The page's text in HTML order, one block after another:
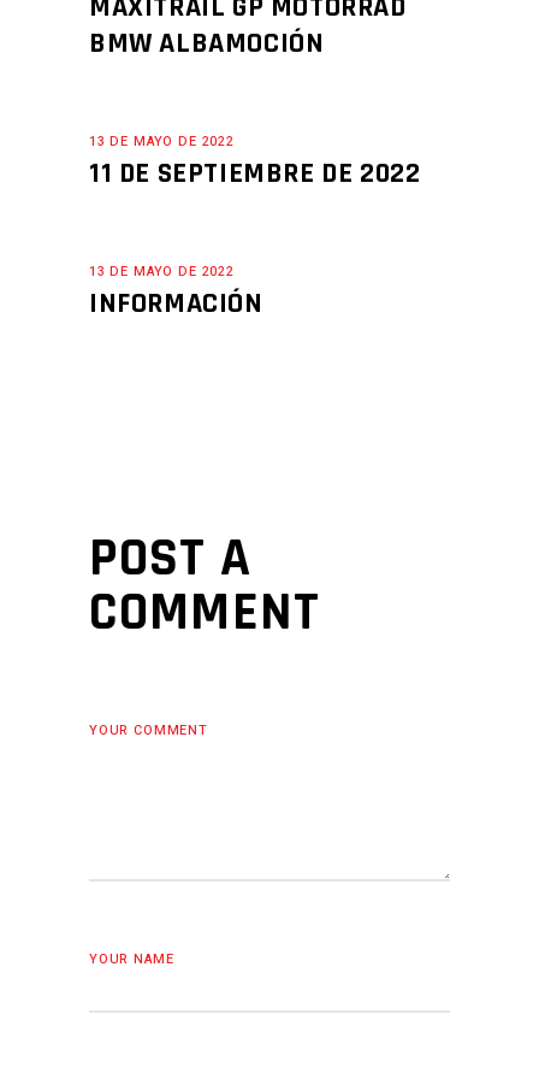
MAXITRAIL GP MOTORRAD
BMW ALBAMOCIÓN
13 DE MAYO DE 2022
11 DE SEPTIEMBRE DE 2022
13 DE MAYO DE 2022
INFORMACIÓN
POST A
COMMENT
YOUR COMMENT
YOUR NAME